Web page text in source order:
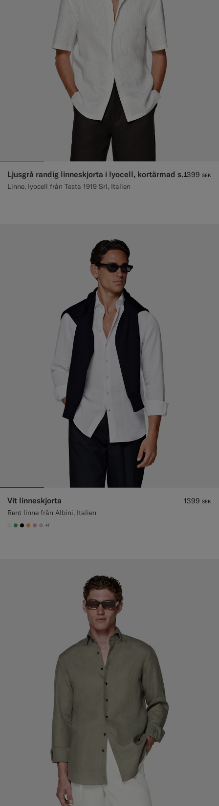
Ljusgrå randig linneskjorta i lyocell, kortärmad skjorta.
Linne, lyocell från Testa 1919 Srl, Italien
1399 SEK
Vit linneskjorta
Rent linne från Albini, Italien
1399 SEK
#F1EFE8
#50AA6A
#000000
#F9AA62
#DAA1B6
#D7D1C3
+7